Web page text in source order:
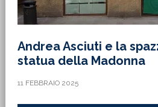
Andrea Asciuti e la
statua della Madonna
11 FEBBRAIO 2025